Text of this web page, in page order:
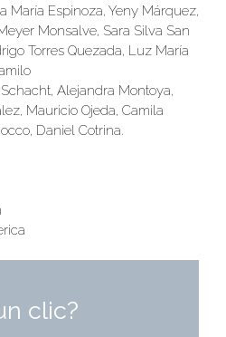
María Espinoza, Yeny Márquez,
Monsalve, Sara Silva San
Torres Quezada, Luz María
Alejandra Montoya,
Mauricio Ojeda, Camila
Daniel Cotrina.
clic?